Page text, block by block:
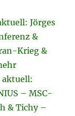
Jörges
&
Krieg &
aktuell:
– MSC-
& Tichy –